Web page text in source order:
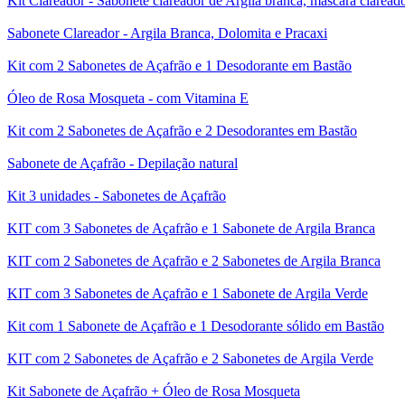
Sabonete Clareador - Argila Branca, Dolomita e Pracaxi
Kit com 2 Sabonetes de Açafrão e 1 Desodorante em Bastão
Óleo de Rosa Mosqueta - com Vitamina E
Kit com 2 Sabonetes de Açafrão e 2 Desodorantes em Bastão
Sabonete de Açafrão - Depilação natural
Kit 3 unidades - Sabonetes de Açafrão
KIT com 3 Sabonetes de Açafrão e 1 Sabonete de Argila Branca
KIT com 2 Sabonetes de Açafrão e 2 Sabonetes de Argila Branca
KIT com 3 Sabonetes de Açafrão e 1 Sabonete de Argila Verde
Kit com 1 Sabonete de Açafrão e 1 Desodorante sólido em Bastão
KIT com 2 Sabonetes de Açafrão e 2 Sabonetes de Argila Verde
Kit Sabonete de Açafrão + Óleo de Rosa Mosqueta